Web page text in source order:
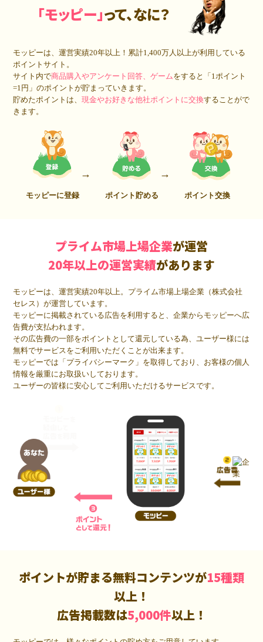
「モッピー」って、なに？
モッピーは、運営実績20年以上！累計1,400万人 以上が利用している
ポイントサイト。
サイト内で商品購入やアンケート回答、ゲームをすると「1ポイント
=1円」のポイントが貯まっていきます。
貯めたポイントは、現金やお好きな他社ポイントに交換することがで
きます。
モッピーに登録 ポイント貯める ポイント交換
プライム市場上場企業が運営
20年以上の運営実績があります
モッピーは、運営実績20年以上。プライム市場上場企業（株式会社
セレス）が運営しています。
モッピーに掲載されている広告を利用すると、企業からモッピーへ広
告費が支払われます。
その広告費の一部をポイントとして還元している為、ユーザー様には
無料でサービスをご利用いただくことが出来ます。
モッピーでは「プライバシーマーク」を取得しており、お客様の個人
情報を厳重にお取扱いしております。
ユーザーの皆様に安心してご利用いただけるサービスです。
ポイントが貯まる無料コンテンツが15種類
以上！
広告掲載数は5,000件以上！